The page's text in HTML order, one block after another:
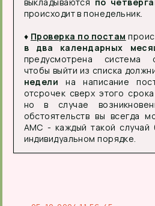
происходит в понедельник.
♦ Проверка по постам
в два календарных
предусмотрена система
чтобы выйти из списка
недели на написание
отсрочек сверх этого
но в случае
обстоятельств вы всегда
АМС - каждый такой случай
индивидуальном порядке.